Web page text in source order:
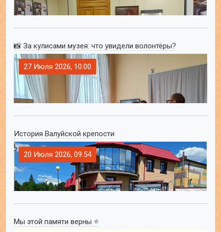
📸 За кулисами музея: что увидели волонтёры?
27 Июля 2026, 10:00
История Валуйской крепости
20 Июля 2026, 09:54
Мы этой памяти верны ⭐